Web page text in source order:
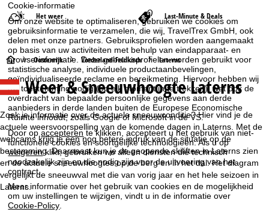
Cookie-informatie
Om onze website te optimaliseren, gebruiken we cookies om
gebruiksinformatie te verzamelen, die wij, TravelTrex GmbH, ook
delen met onze partners. Gebruiksprofielen worden aangemaakt
op basis van uw activiteiten met behulp van eindapparaat- en
browserinformatie. Deze gebruiksprofielen worden gebruikt voor
statistische analyse, individuele productaanbevelingen,
geïndividualiseerde reclame en bereikmeting. Hiervoor hebben wij
uw toestemming nodig (op elk moment in te trekken), wat ook de
overdracht van bepaalde persoonlijke gegevens aan derde
aanbieders in derde landen buiten de Europese Economische
Ruimte inhoudt, zoals Google of Microsoft in de VS.
Door opaccepterente klikken, accepteert u het gebruik van niet-
functionele cookies en soortgelijke technologieën. Als u op
weigerenklikt, gebruiken we alleen diensten die technisch
noodzakelijk zijn en die nodig zijn voor de uitvoering van het
contract.
Meer informatie over het gebruik van cookies en de mogelijkheid
om uw instellingen te wijzigen, vindt u in de informatie over
Cookie-Policy
Het weer Last-Minute & Deals
S
t
a
r
t
p
a
Oostenrijk Vorderland-Feldkirch Laterns
Weer & Sneeuwhoogte Laterns
Zoek je informatie over de actuele sneeuwconditie? Hier vind je de
actuele weersvoorspelling van de komende dagen in Laterns. Met de
webcams krijg je een nog betere indruk van de situatie op de
bestemming. Daarnaast kun je de geopende skiliften in Laterns zien
en de actuele sneeuwhoogtes op de berg en in het dal. Het diagram
vergelijkt de sneeuwval met die van vorig jaar en het hele seizoen in
Laterns.